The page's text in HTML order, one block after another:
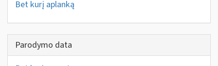
Bet kurį aplanką
Parodymo data